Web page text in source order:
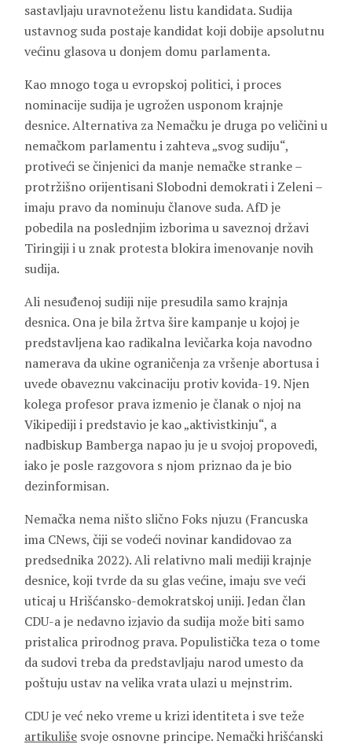
sastavljaju uravnoteženu listu kandidata. Sudija
ustavnog suda postaje kandidat koji dobije apsolutnu
većinu glasova u donjem domu parlamenta.
Kao mnogo toga u evropskoj politici, i proces
nominacije sudija je ugrožen usponom krajnje
desnice. Alternativa za Nemačku je druga po veličini u
nemačkom parlamentu i zahteva „svog sudiju“,
protiveći se činjenici da manje nemačke stranke –
protržišno orijentisani Slobodni demokrati i Zeleni –
imaju pravo da nominuju članove suda. AfD je
pobedila na poslednjim izborima u saveznoj državi
Tiringiji i u znak protesta blokira imenovanje novih
sudija.
Ali nesuđenoj sudiji nije presudila samo krajnja
desnica. Ona je bila žrtva šire kampanje u kojoj je
predstavljena kao radikalna levičarka koja navodno
namerava da ukine ograničenja za vršenje abortusa i
uvede obaveznu vakcinaciju protiv kovida-19. Njen
kolega profesor prava izmenio je članak o njoj na
Vikipediji i predstavio je kao „aktivistkinju“, a
nadbiskup Bamberga napao ju je u svojoj propovedi,
iako je posle razgovora s njom priznao da je bio
dezinformisan.
Nemačka nema ništo slično Foks njuzu (Francuska
ima CNews, čiji se vodeći novinar kandidovao za
predsednika 2022). Ali relativno mali mediji krajnje
desnice, koji tvrde da su glas većine, imaju sve veći
uticaj u Hrišćansko-demokratskoj uniji. Jedan član
CDU-a je nedavno izjavio da sudija može biti samo
pristalica prirodnog prava. Populistička teza o tome
da sudovi treba da predstavljaju narod umesto da
poštuju ustav na velika vrata ulazi u mejnstrim.
CDU je već neko vreme u krizi identiteta i sve teže
artikuliše svoje osnovne principe. Nemački hrišćanski